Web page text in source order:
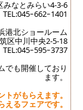
みなとみらい4-3-6
TEL:045ｰ662ｰ1401
ショールーム
区中川中央2-5-18
TEL:045ｰ595ｰ3737
開催しており
ます。
がもらえます。
フェアです。